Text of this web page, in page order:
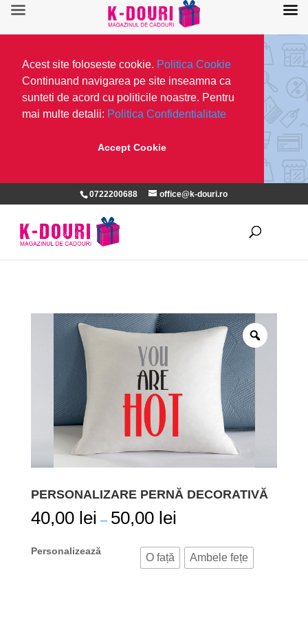
Acest site foloseste cookie. Politica Cookie
Continuand navigarea pe site inseamna ca
sunteti de acord cu politicile noastre. Pentru
mai multe detalii: Politica Confidentialitate
Accept Cookie
0722200688 office@k-douri.ro
PERSONALIZARE PERNĂ DECORATIVĂ
40,00 lei – 50,00 lei
Personalizează
O față Ambele fețe